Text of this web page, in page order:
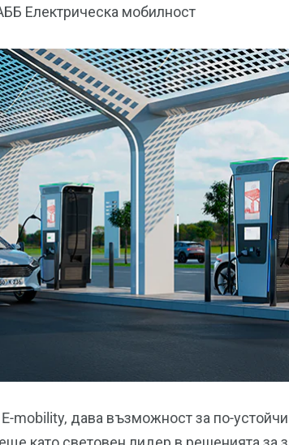
Електрическа мобилност
mobility, дава възможност за по-